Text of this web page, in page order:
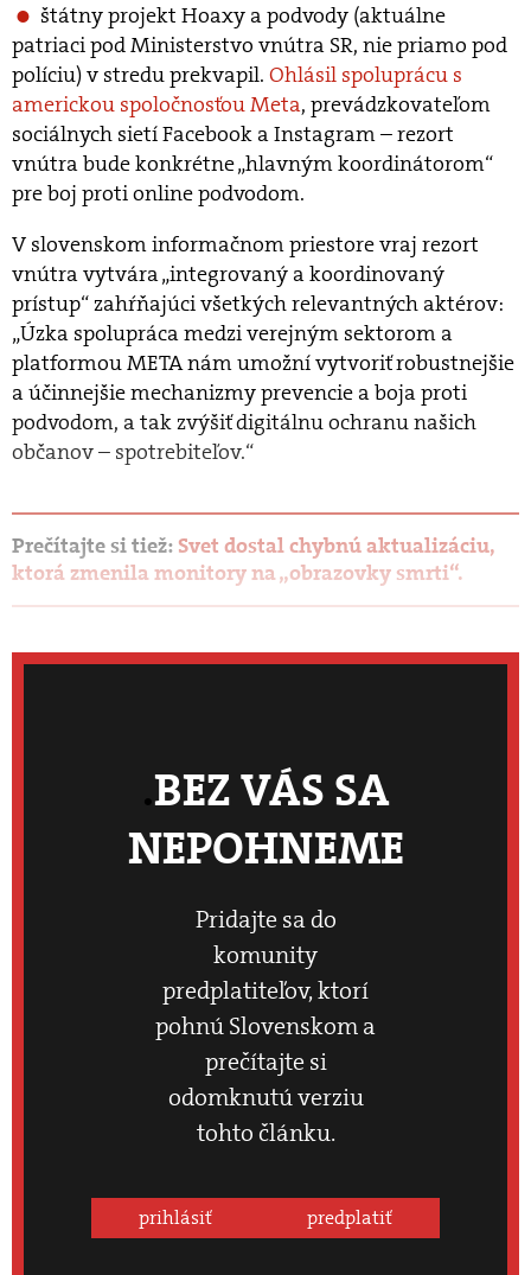
štátny projekt Hoaxy a podvody (aktuálne
patriaci pod Ministerstvo vnútra SR, nie priamo pod
políciu) v stredu prekvapil. Ohlásil spoluprácu s
americkou spoločnosťou Meta, prevádzkovateľom
sociálnych sietí Facebook a Instagram – rezort
vnútra bude konkrétne „hlavným koordinátorom“
pre boj proti online podvodom.
V slovenskom informačnom priestore vraj rezort
vnútra vytvára „integrovaný a koordinovaný
prístup“ zahŕňajúci všetkých relevantných aktérov:
„Úzka spolupráca medzi verejným sektorom a
platformou META nám umožní vytvoriť robustnejšie
a účinnejšie mechanizmy prevencie a boja proti
podvodom, a tak zvýšiť digitálnu ochranu našich
občanov – spotrebiteľov.“
Prečítajte si tiež: Svet dostal chybnú aktualizáciu,
ktorá zmenila monitory na „obrazovky smrti“.
BEZ VÁS SA
NEPOHNEME
Pridajte sa do
komunity
predplatiteľov, ktorí
pohnú Slovenskom a
prečítajte si
odomknutú verziu
tohto článku.
prihlásiť predplatiť